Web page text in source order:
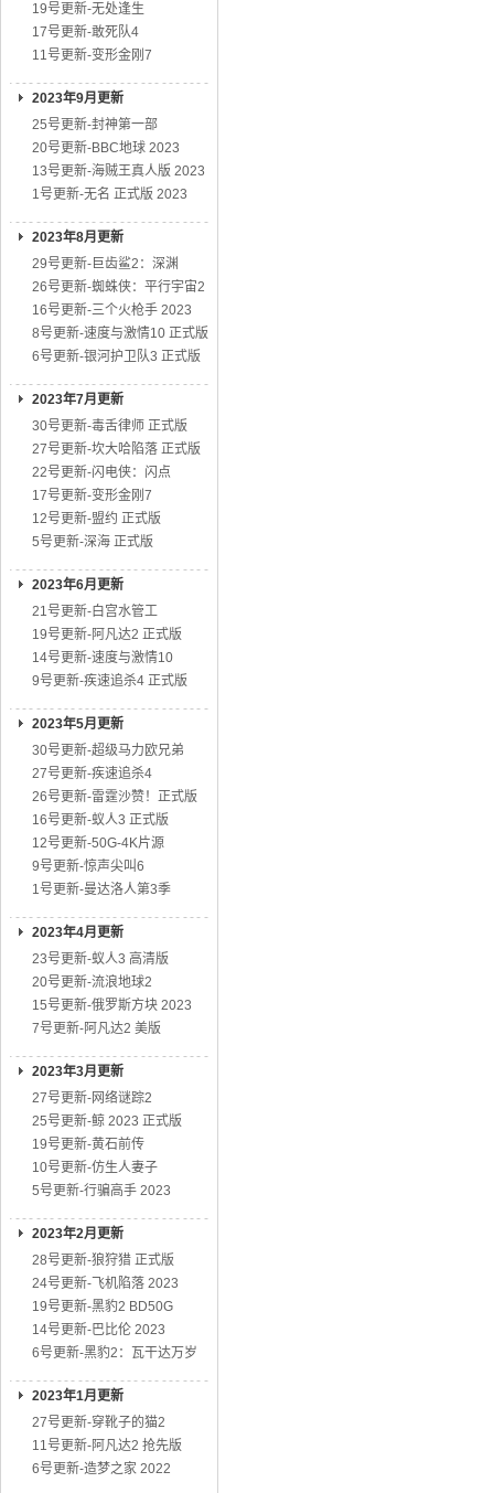
19号更新-无处逢生
17号更新-敢死队4
11号更新-变形金刚7
2023年9月更新
25号更新-封神第一部
20号更新-BBC地球 2023
13号更新-海贼王真人版 2023
1号更新-无名 正式版 2023
2023年8月更新
29号更新-巨齿鲨2：深渊
26号更新-蜘蛛侠：平行宇宙2
16号更新-三个火枪手 2023
8号更新-速度与激情10 正式版
6号更新-银河护卫队3 正式版
2023年7月更新
30号更新-毒舌律师 正式版
27号更新-坎大哈陷落 正式版
22号更新-闪电侠：闪点
17号更新-变形金刚7
12号更新-盟约 正式版
5号更新-深海 正式版
2023年6月更新
21号更新-白宫水管工
19号更新-阿凡达2 正式版
14号更新-速度与激情10
9号更新-疾速追杀4 正式版
2023年5月更新
30号更新-超级马力欧兄弟
27号更新-疾速追杀4
26号更新-雷霆沙赞！正式版
16号更新-蚁人3 正式版
12号更新-50G-4K片源
9号更新-惊声尖叫6
1号更新-曼达洛人第3季
2023年4月更新
23号更新-蚁人3 高清版
20号更新-流浪地球2
15号更新-俄罗斯方块 2023
7号更新-阿凡达2 美版
2023年3月更新
27号更新-网络谜踪2
25号更新-鲸 2023 正式版
19号更新-黄石前传
10号更新-仿生人妻子
5号更新-行骗高手 2023
2023年2月更新
28号更新-狼狩猎 正式版
24号更新-飞机陷落 2023
19号更新-黑豹2 BD50G
14号更新-巴比伦 2023
6号更新-黑豹2：瓦干达万岁
2023年1月更新
27号更新-穿靴子的猫2
11号更新-阿凡达2 抢先版
6号更新-造梦之家 2022